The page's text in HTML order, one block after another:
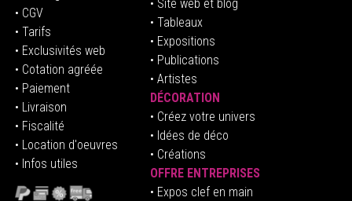
• CGV
• Tarifs
• Exclusivités web
• Cotation agréée
• Paiement
• Livraison
• Fiscalité
• Location d'oeuvres
• Infos utiles
• Site web et blog
• Tableaux
• Expositions
• Publications
• Artistes
DÉCORATION
• Créez votre univers
• Idées de déco
• Créations
OFFRE ENTREPRISES
• Expos clef en main